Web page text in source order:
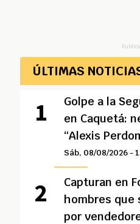
ÚLTIMAS
Golpe a la
en Caquetá:
“Alexis
Sáb, 08/08/2026 -
Capturan en
hombres que
por